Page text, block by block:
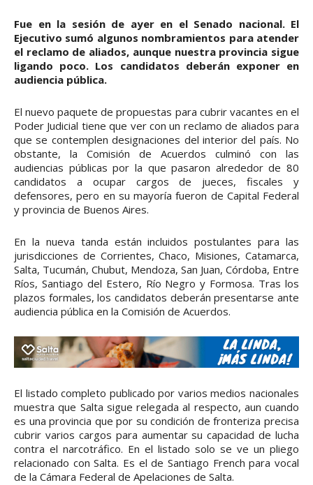
Fue en la sesión de ayer en el Senado nacional. El
Ejecutivo sumó algunos nombramientos para atender
el reclamo de aliados, aunque nuestra provincia sigue
ligando poco. Los candidatos deberán exponer en
audiencia pública.
El nuevo paquete de propuestas para cubrir vacantes en el
Poder Judicial tiene que ver con un reclamo de aliados para
que se contemplen designaciones del interior del país. No
obstante, la Comisión de Acuerdos culminó con las
audiencias públicas por la que pasaron alrededor de 80
candidatos a ocupar cargos de jueces, fiscales y
defensores, pero en su mayoría fueron de Capital Federal
y provincia de Buenos Aires.
En la nueva tanda están incluidos postulantes para las
jurisdicciones de Corrientes, Chaco, Misiones, Catamarca,
Salta, Tucumán, Chubut, Mendoza, San Juan, Córdoba, Entre
Ríos, Santiago del Estero, Río Negro y Formosa. Tras los
plazos formales, los candidatos deberán presentarse ante
audiencia pública en la Comisión de Acuerdos.
El listado completo publicado por varios medios nacionales
muestra que Salta sigue relegada al respecto, aun cuando
es una provincia que por su condición de fronteriza precisa
cubrir varios cargos para aumentar su capacidad de lucha
contra el narcotráfico. En el listado solo se ve un pliego
relacionado con Salta. Es el de Santiago French para vocal
de la Cámara Federal de Apelaciones de Salta.